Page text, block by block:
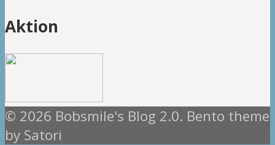
Aktion
© 2026 Bobsmile's Blog 2.0. Bento theme
by Satori